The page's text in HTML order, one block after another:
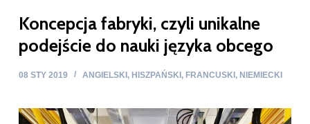
Koncepcja fabryki, czyli unikalne
podejście do nauki języka obcego
08 STY 2019 ANGIELSKI , HISZPAŃSKI , FRANCUSKI , NIEMIECKI